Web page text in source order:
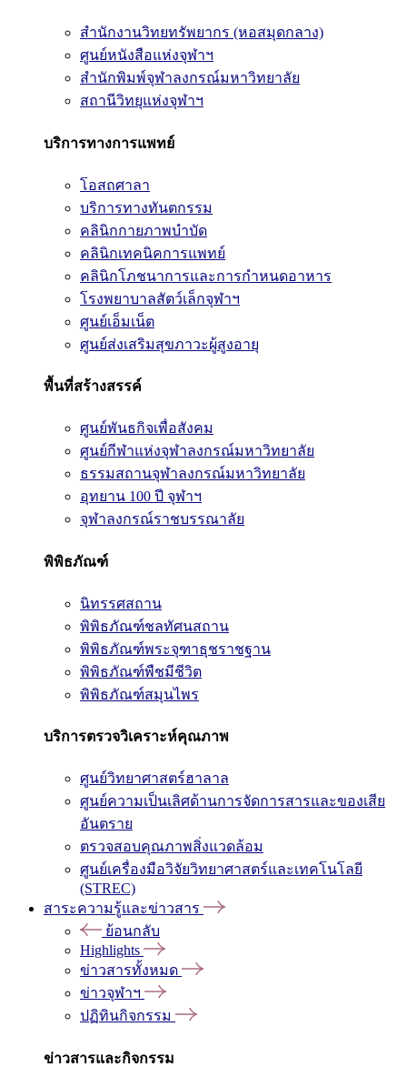
สำนักงานวิทยทรัพยากร (หอสมุดกลาง)
ศูนย์หนังสือแห่งจุฬาฯ
สำนักพิมพ์จุฬาลงกรณ์มหาวิทยาลัย
สถานีวิทยุแห่งจุฬาฯ
บริการทางการแพทย์
โอสถศาลา
บริการทางทันตกรรม
คลินิกกายภาพบำบัด
คลินิกเทคนิคการแพทย์
คลินิกโภชนาการและการกำหนดอาหาร
โรงพยาบาลสัตว์เล็กจุฬาฯ
ศูนย์เอ็มเน็ต
ศูนย์ส่งเสริมสุขภาวะผู้สูงอายุ
พื้นที่สร้างสรรค์
ศูนย์พันธกิจเพื่อสังคม
ศูนย์กีฬาแห่งจุฬาลงกรณ์มหาวิทยาลัย
ธรรมสถานจุฬาลงกรณ์มหาวิทยาลัย
อุทยาน 100 ปี จุฬาฯ
จุฬาลงกรณ์ราชบรรณาลัย
พิพิธภัณฑ์
นิทรรศสถาน
พิพิธภัณฑ์ชลทัศนสถาน
พิพิธภัณฑ์พระจุฑาธุชราชฐาน
พิพิธภัณฑ์พืชมีชีวิต
พิพิธภัณฑ์สมุนไพร
บริการตรวจวิเคราะห์คุณภาพ
ศูนย์วิทยาศาสตร์ฮาลาล
ศูนย์ความเป็นเลิศด้านการจัดการสารและของเสีย
อันตราย
ตรวจสอบคุณภาพสิ่งแวดล้อม
ศูนย์เครื่องมือวิจัยวิทยาศาสตร์และเทคโนโลยี
(STREC)
สาระความรู้และข่าวสาร
ย้อนกลับ
Highlights
ข่าวสารทั้งหมด
ข่าวจุฬาฯ
ปฏิทินกิจกรรม
ข่าวสารและกิจกรรม